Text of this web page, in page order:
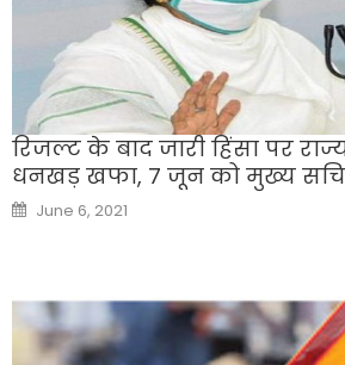
रिजल्ट के बाद जारी हिंसा पर
धनखड़ खफा, 7 जून को मुख्य
Posted
on
June 6, 2021